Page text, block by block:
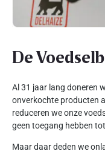
De
Al 31 jaar lang doneren
onverkochte producten
reduceren we onze
geen toegang hebben
Maar daar deden we